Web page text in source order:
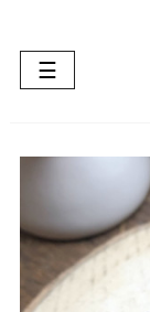
Basculer
la
☰